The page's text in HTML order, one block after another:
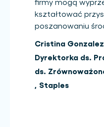
firmy mogą
kształtować
poszanowaniu
Cristina Gonzalez
Dyrektorka ds.
ds.
, Staples